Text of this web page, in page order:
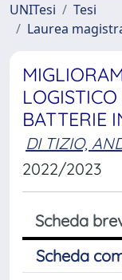
UNITesi
Tesi
Laurea
BATTERIE
DI TIZIO,
2022/2023
Scheda
Scheda